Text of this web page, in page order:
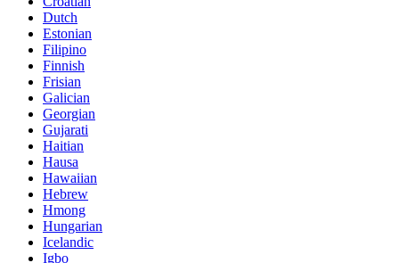
Dutch
Estonian
Filipino
Finnish
Frisian
Galician
Georgian
Gujarati
Haitian
Hausa
Hawaiian
Hebrew
Hmong
Hungarian
Icelandic
Igbo